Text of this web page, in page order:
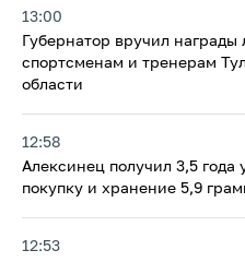
13:00
Губернатор вручил награды
спортсменам и тренерам
области
12:58
Алексинец получил 3,5 года
покупку и хранение 5,9
12:53